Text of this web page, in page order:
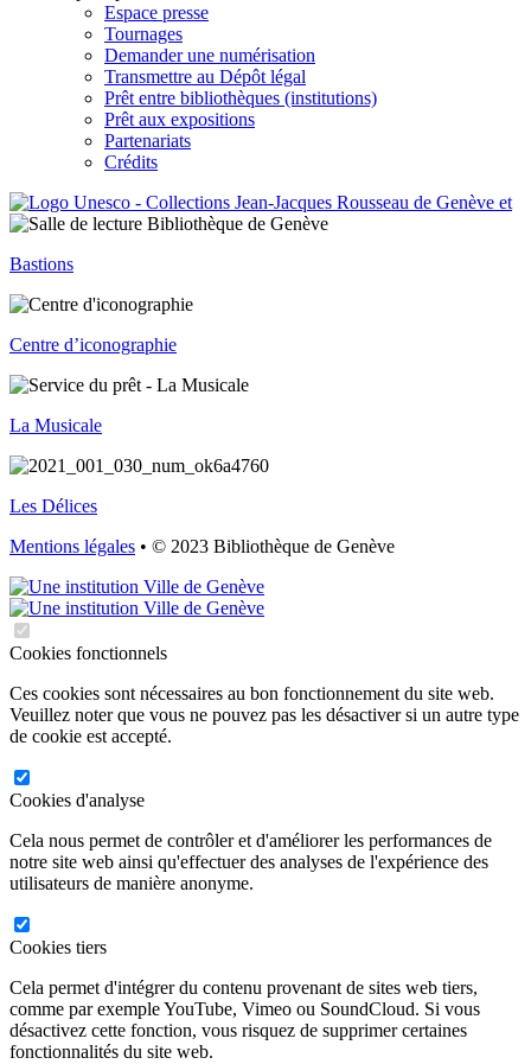
Espace presse
Tournages
Demander une numérisation
Transmettre au Dépôt légal
Prêt entre bibliothèques (institutions)
Prêt aux expositions
Partenariats
Crédits
Bastions
Centre d’iconographie
La Musicale
Les Délices
Mentions légales • © 2023 Bibliothèque de Genève
Cookies fonctionnels
Ces cookies sont nécessaires au bon fonctionnement du site web.
Veuillez noter que vous ne pouvez pas les désactiver si un autre type
de cookie est accepté.
Cookies d'analyse
Cela nous permet de contrôler et d'améliorer les performances de
notre site web ainsi qu'effectuer des analyses de l'expérience des
utilisateurs de manière anonyme.
Cookies tiers
Cela permet d'intégrer du contenu provenant de sites web tiers,
comme par exemple YouTube, Vimeo ou SoundCloud. Si vous
désactivez cette fonction, vous risquez de supprimer certaines
fonctionnalités du site web.